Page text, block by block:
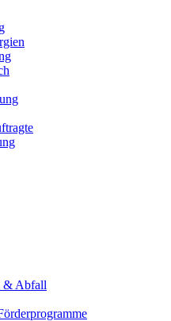
& Abfall